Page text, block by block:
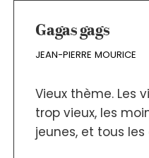
Gagas gags
JEAN-PIERRE MOURICE
Vieux thème. Les
trop vieux, les
jeunes, et tous les